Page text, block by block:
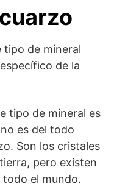
tipo de mineral
de la
tipo de mineral es
es del todo
Son los cristales
pero existen
el mundo.